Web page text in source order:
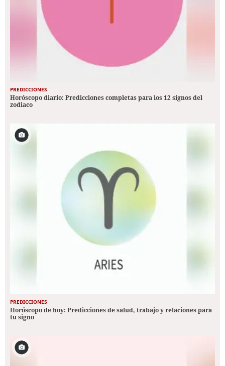
PREDICCIONES
Horóscopo diario: Predicciones completas para los 12 signos del
zodiaco
PREDICCIONES
Horóscopo de hoy: Predicciones de salud, trabajo y relaciones para
tu signo